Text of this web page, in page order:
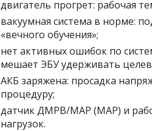
двигатель прогрет: рабочая
вакуумная система в норме:
«вечного обучения»;
нет активных ошибок по
мешает ЭБУ удерживать
АКБ заряжена: просадка
процедуру;
датчик ДМРВ/МАР (MAP) и
нагрузок.